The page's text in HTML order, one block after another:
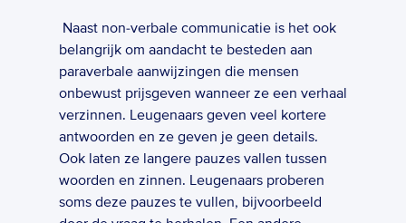
belangrijk om aandacht te besteden aan
paraverbale aanwijzingen die mensen
onbewust prijsgeven wanneer ze een verhaal
verzinnen. Leugenaars geven veel kortere
antwoorden en ze geven je geen details.
Ook laten ze langere pauzes vallen tussen
woorden en zinnen. Leugenaars proberen
soms deze pauzes te vullen, bijvoorbeeld